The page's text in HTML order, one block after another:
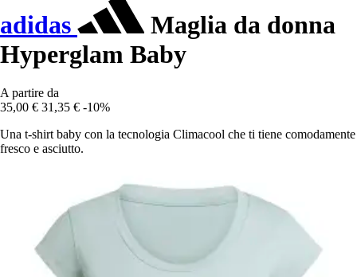
adidas
Maglia da donna
Hyperglam Baby
A partire da
35,00 € 31,35 € -10%
Una t-shirt baby con la tecnologia Climacool che ti tiene comodamente
fresco e asciutto.